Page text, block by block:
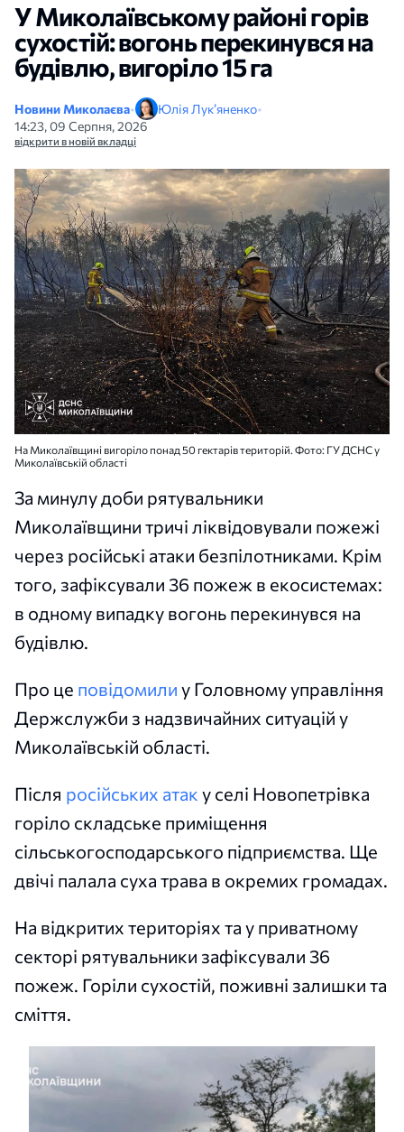
У Миколаївському районі горів
сухостій: вогонь перекинувся на
будівлю, вигоріло 15 га
Новини Миколаєва• Юлія Лук’яненко•
14:23, 09 Серпня, 2026
відкрити в новій вкладці
На Миколаївщині вигоріло понад 50 гектарів територій. Фото: ГУ ДСНС у
Миколаївській області
За минулу доби рятувальники
Миколаївщини тричі ліквідовували пожежі
через російські атаки безпілотниками. Крім
того, зафіксували 36 пожеж в екосистемах:
в одному випадку вогонь перекинувся на
будівлю.
Про це повідомили у Головному управління
Держслужби з надзвичайних ситуацій у
Миколаївській області.
Після російських атак у селі Новопетрівка
горіло складське приміщення
сільськогосподарського підприємства. Ще
двічі палала суха трава в окремих громадах.
На відкритих територіях та у приватному
секторі рятувальники зафіксували 36
пожеж. Горіли сухостій, поживні залишки та
сміття.